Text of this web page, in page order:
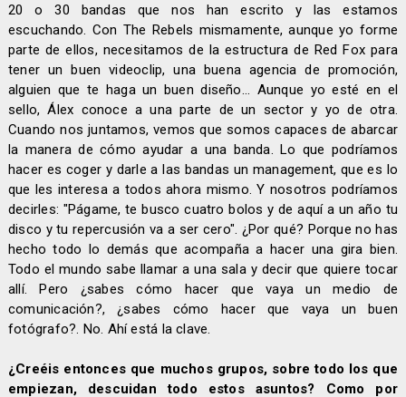
20 o 30 bandas que nos han escrito y las estamos
escuchando. Con The Rebels mismamente, aunque yo forme
parte de ellos, necesitamos de la estructura de Red Fox para
tener un buen videoclip, una buena agencia de promoción,
alguien que te haga un buen diseño... Aunque yo esté en el
sello, Álex conoce a una parte de un sector y yo de otra.
Cuando nos juntamos, vemos que somos capaces de abarcar
la manera de cómo ayudar a una banda. Lo que podríamos
hacer es coger y darle a las bandas un management, que es lo
que les interesa a todos ahora mismo. Y nosotros podríamos
decirles: "Págame, te busco cuatro bolos y de aquí a un año tu
disco y tu repercusión va a ser cero". ¿Por qué? Porque no has
hecho todo lo demás que acompaña a hacer una gira bien.
Todo el mundo sabe llamar a una sala y decir que quiere tocar
allí. Pero ¿sabes cómo hacer que vaya un medio de
comunicación?, ¿sabes cómo hacer que vaya un buen
fotógrafo?. No. Ahí está la clave.
¿Creéis entonces que muchos grupos, sobre todo los que
empiezan, descuidan todo estos asuntos? Como por